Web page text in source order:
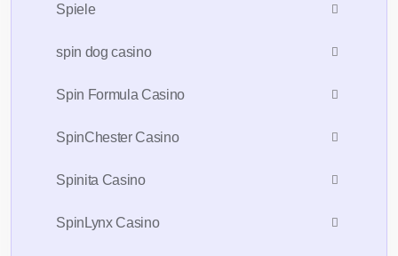
Spiele
spin dog casino
Spin Formula Casino
SpinChester Casino
Spinita Casino
SpinLynx Casino